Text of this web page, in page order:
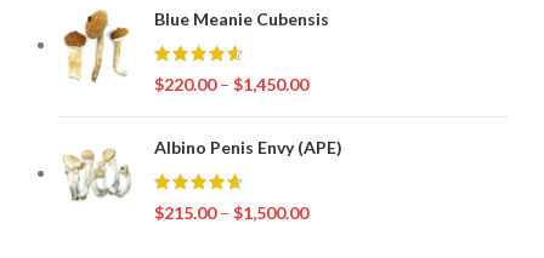
Blue Meanie Cubensis
$220.00 – $1,450.00
Albino Penis Envy (APE)
$215.00 – $1,500.00